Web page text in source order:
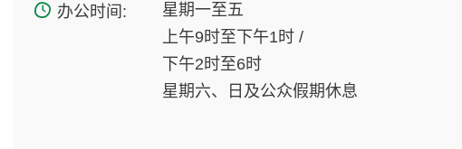
办公时间:
星期一至五
上午9时至下午1时 /
下午2时至6时
星期六、日及公众假期休息